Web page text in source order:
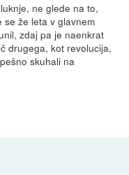
ne glede na to,
se že leta v glavnem
zdaj pa je naenkrat
drugega, kot revolucija,
skuhali na